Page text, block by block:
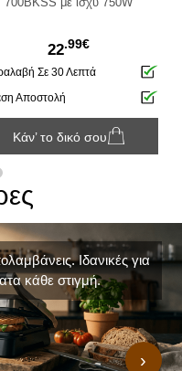
22.99€
Σε 30 Λεπτά
Αποστολή
Κάν’ το δικό σου
›
Ιδανικές για
κάθε στιγμή.